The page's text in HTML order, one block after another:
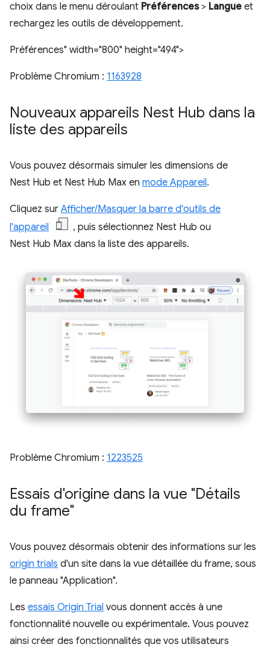
choix dans le menu déroulant Préférences> Langue et
rechargez les outils de développement.
Préférences" width="800" height="494">
Problème Chromium : 1163928
Nouveaux appareils Nest Hub dans la
liste des appareils
Vous pouvez désormais simuler les dimensions de
Nest Hub et Nest Hub Max en mode Appareil.
Cliquez sur Afficher/Masquer la barre d'outils de
l'appareil
, puis sélectionnez Nest Hub ou
Nest Hub Max dans la liste des appareils.
Problème Chromium : 1223525
Essais d'origine dans la vue "Détails
du frame"
Vous pouvez désormais obtenir des informations sur les
origin trials d'un site dans la vue détaillée du frame, sous
le panneau "Application".
Les essais Origin Trial vous donnent accès à une
fonctionnalité nouvelle ou expérimentale. Vous pouvez
ainsi créer des fonctionnalités que vos utilisateurs